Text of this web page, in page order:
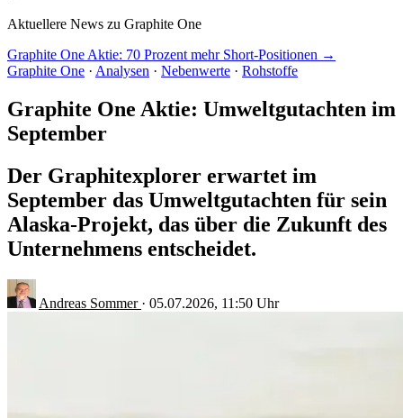
Aktuellere News zu Graphite One
Graphite One Aktie: 70 Prozent mehr Short-Positionen →
Graphite One · Analysen · Nebenwerte · Rohstoffe
Graphite One Aktie: Umweltgutachten im
September
Der Graphitexplorer erwartet im
September das Umweltgutachten für sein
Alaska-Projekt, das über die Zukunft des
Unternehmens entscheidet.
Andreas Sommer · 05.07.2026, 11:50 Uhr